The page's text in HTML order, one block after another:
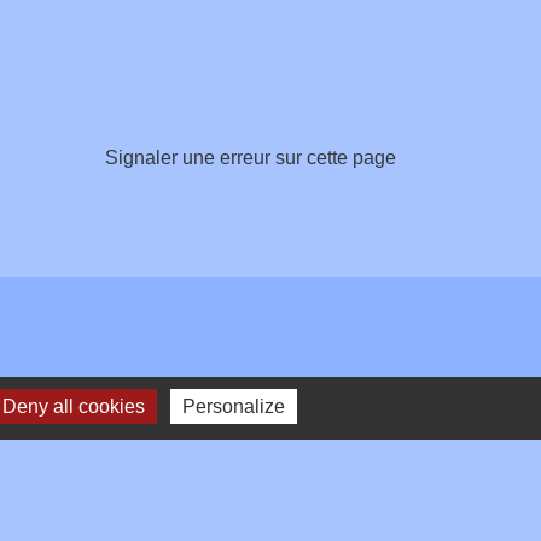
Signaler une erreur sur cette page
Deny all cookies Personalize